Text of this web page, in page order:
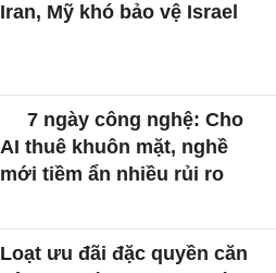
Iran, Mỹ khó bảo vệ Israel
7 ngày công nghệ: Cho
AI thuê khuôn mặt, nghề
mới tiềm ẩn nhiều rủi ro
Loạt ưu đãi đặc quyền căn